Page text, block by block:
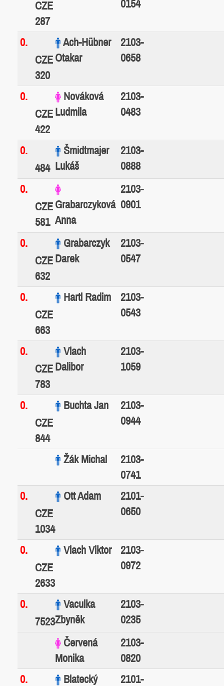
CZE
287
0154
0.
CZE
320
Ach-Hübner
Otakar
2103-
0658
0.
CZE
422
Nováková
Ludmila
2103-
0483
0.
484
Šmidtmajer
Lukáš
2103-
0888
0.
CZE
581
Grabarczyková
Anna
2103-
0901
0.
CZE
632
Grabarczyk
Darek
2103-
0547
0.
CZE
663
Hartl Radim
2103-
0543
0.
CZE
783
Vlach
Dalibor
2103-
1059
0.
CZE
844
Buchta Jan
2103-
0944
Žák Michal
2103-
0741
0.
CZE
1034
Ott Adam
2101-
0650
0.
CZE
2633
Vlach Viktor
2103-
0972
0.
7523
Vaculka
Zbyněk
2103-
0235
Červená
Monika
2103-
0820
0.
Blatecký
2101-